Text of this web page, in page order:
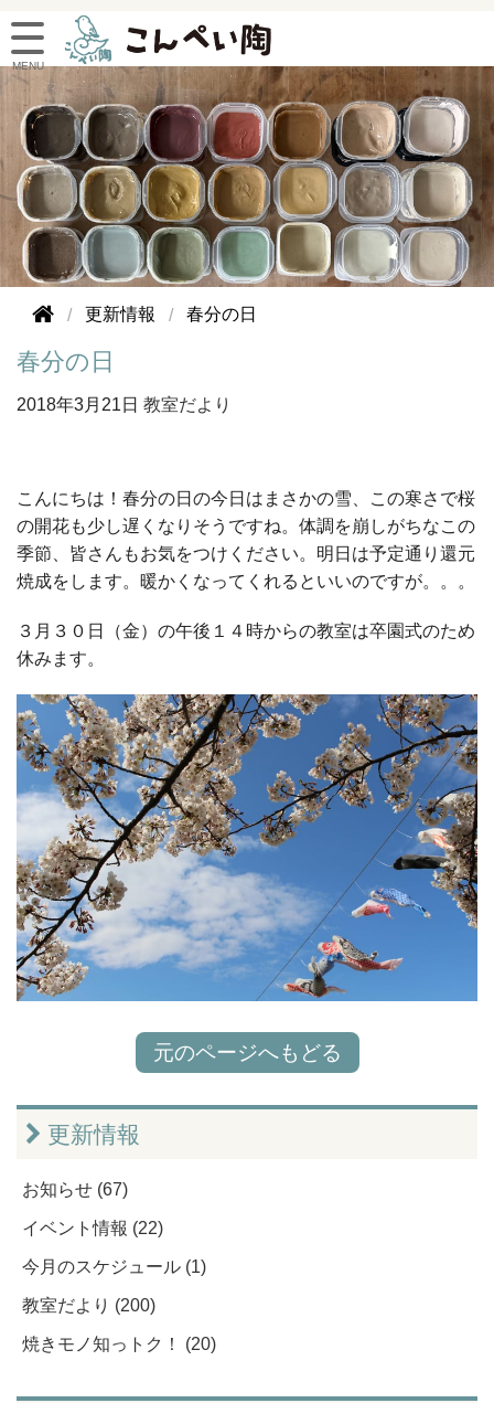
更新情報 春分の日
春分の日
2018年3月21日 教室だより
こんにちは！春分の日の今日はまさかの雪、この寒さで桜
の開花も少し遅くなりそうですね。体調を崩しがちなこの
季節、皆さんもお気をつけください。明日は予定通り還元
焼成をします。暖かくなってくれるといいのですが。。。
３月３０日（金）の午後１４時からの教室は卒園式のため
休みます。
元のページへもどる
更新情報
お知らせ (67)
イベント情報 (22)
今月のスケジュール (1)
教室だより (200)
焼きモノ知っトク！ (20)